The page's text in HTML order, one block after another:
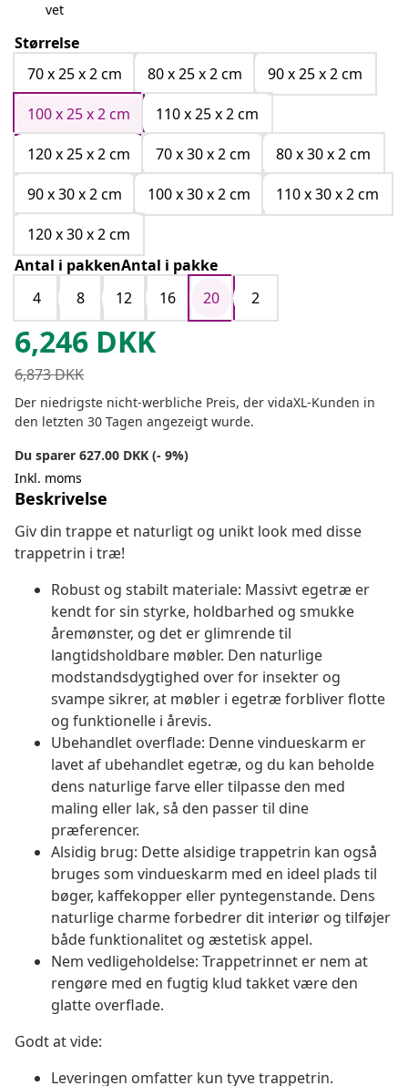
vet
Størrelse
70 x 25 x 2 cm
80 x 25 x 2 cm
90 x 25 x 2 cm
100 x 25 x 2 cm
110 x 25 x 2 cm
120 x 25 x 2 cm
70 x 30 x 2 cm
80 x 30 x 2 cm
90 x 30 x 2 cm
100 x 30 x 2 cm
110 x 30 x 2 cm
120 x 30 x 2 cm
Antal i pakkenAntal i pakke
4
8 12 16 20 2
6,246 DKK
6,873DKK
Der niedrigste nicht-werbliche Preis, der vidaXL-Kunden in
den letzten 30 Tagen angezeigt wurde.
Du sparer 627.00 DKK (- 9%)
Inkl. moms
Beskrivelse
Giv din trappe et naturligt og unikt look med disse
trappetrin i træ!
Robust og stabilt materiale: Massivt egetræ er
kendt for sin styrke, holdbarhed og smukke
åremønster, og det er glimrende til
langtidsholdbare møbler. Den naturlige
modstandsdygtighed over for insekter og
svampe sikrer, at møbler i egetræ forbliver flotte
og funktionelle i årevis.
Ubehandlet overflade: Denne vindueskarm er
lavet af ubehandlet egetræ, og du kan beholde
dens naturlige farve eller tilpasse den med
maling eller lak, så den passer til dine
præferencer.
Alsidig brug: Dette alsidige trappetrin kan også
bruges som vindueskarm med en ideel plads til
bøger, kaffekopper eller pyntegenstande. Dens
naturlige charme forbedrer dit interiør og tilføjer
både funktionalitet og æstetisk appel.
Nem vedligeholdelse: Trappetrinnet er nem at
rengøre med en fugtig klud takket være den
glatte overflade.
Godt at vide:
Leveringen omfatter kun tyve trappetrin.